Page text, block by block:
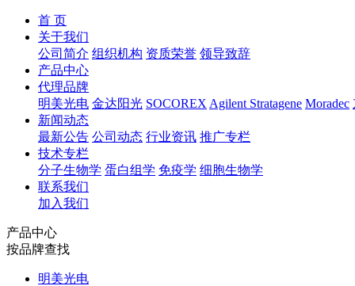
首 页
关于我们
公司简介 组织机构 资质荣誉 领导致辞
产品中心
代理品牌
明美光电 金达阳光 SOCOREX Agilent Stratagene Moradec
新闻动态
最新公告 公司动态 行业资讯 推广专栏
技术专栏
分子生物学 蛋白组学 免疫学 细胞生物学
联系我们
加入我们
产品中心
按品牌查找
明美光电